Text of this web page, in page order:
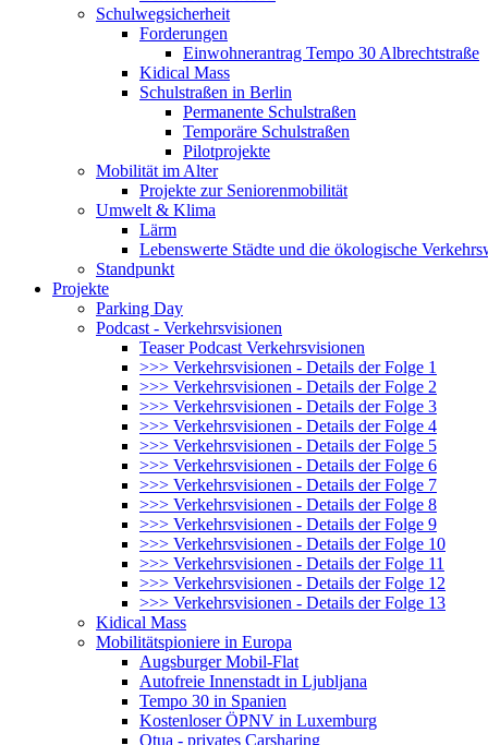
Schulwegsicherheit
Forderungen
Einwohnerantrag Tempo 30 Albrechtstraße
Kidical Mass
Schulstraßen in Berlin
Permanente Schulstraßen
Temporäre Schulstraßen
Pilotprojekte
Mobilität im Alter
Projekte zur Seniorenmobilität
Umwelt & Klima
Lärm
Lebenswerte Städte und die ökologische
Standpunkt
Projekte
Parking Day
Podcast - Verkehrsvisionen
Teaser Podcast Verkehrsvisionen
>>> Verkehrsvisionen - Details der Folge 1
>>> Verkehrsvisionen - Details der Folge 2
>>> Verkehrsvisionen - Details der Folge 3
>>> Verkehrsvisionen - Details der Folge 4
>>> Verkehrsvisionen - Details der Folge 5
>>> Verkehrsvisionen - Details der Folge 6
>>> Verkehrsvisionen - Details der Folge 7
>>> Verkehrsvisionen - Details der Folge 8
>>> Verkehrsvisionen - Details der Folge 9
>>> Verkehrsvisionen - Details der Folge 10
>>> Verkehrsvisionen - Details der Folge 11
>>> Verkehrsvisionen - Details der Folge 12
>>> Verkehrsvisionen - Details der Folge 13
Kidical Mass
Mobilitätspioniere in Europa
Augsburger Mobil-Flat
Autofreie Innenstadt in Ljubljana
Tempo 30 in Spanien
Kostenloser ÖPNV in Luxemburg
Otua - privates Carsharing